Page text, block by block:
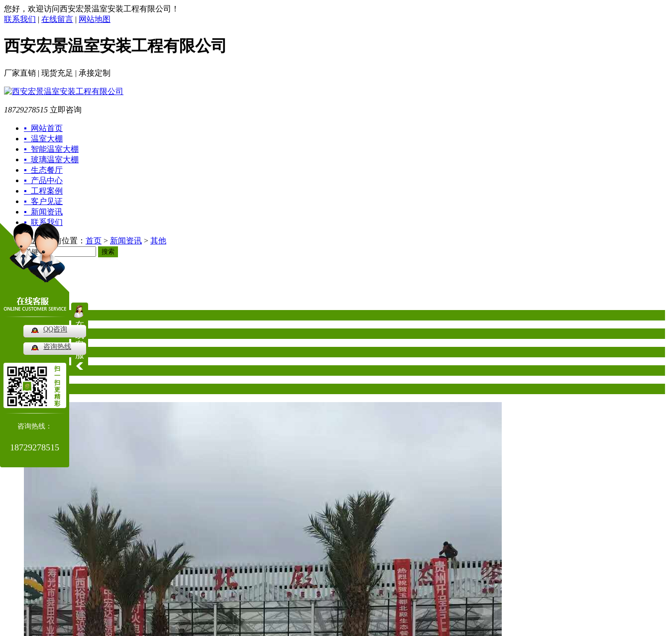
您好，欢迎访问西安宏景温室安装工程有限公司！
联系我们 | 在线留言 | 网站地图
西安宏景温室安装工程有限公司
厂家直销 | 现货充足 | 承接定制
18729278515 立即咨询
▪ 网站首页
▪ 温室大棚
▪ 智能温室大棚
▪ 玻璃温室大棚
▪ 生态餐厅
▪ 产品中心
▪ 工程案例
▪ 客户见证
▪ 新闻资讯
▪ 联系我们
当前位置： 首页 > 新闻资讯 > 其他
搜索
新闻资讯
News
公司新闻
行业动态
常见问题
其他
热门推荐
在
线
客
服
QQ咨询
咨询热线
扫
一
扫
更
精
彩
咨询热线：
18729278515